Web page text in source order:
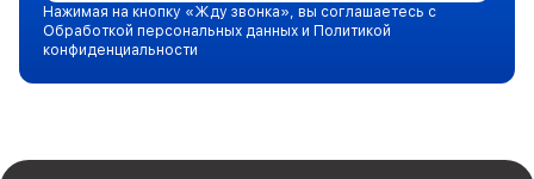
Нажимая на кнопку «Жду звонка», вы соглашаетесь с
Обработкой персональных данных и Политикой
конфиденциальности